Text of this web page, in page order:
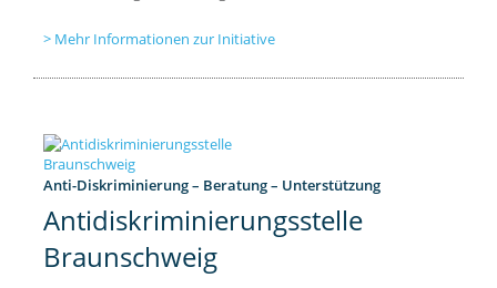
Mehr Informationen zur Initiative
Anti-Diskriminierung – Beratung – Unterstützung
Antidiskriminierungsstelle
Braunschweig